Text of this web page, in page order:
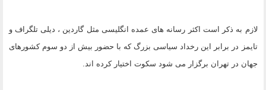
لازم به ذکر است اکثر رسانه های عمده انگلیسی مثل گاردین ، دیلی تلگراف و
تایمز در برابر این رخداد سیاسی بزرگ که با حضور بیش از دو سوم کشورهای
جهان در تهران برگزار می شود سکوت اختیار کرده اند.